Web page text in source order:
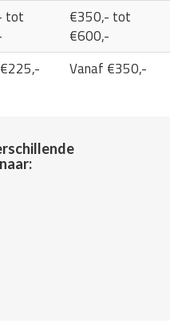
tot
€350,- tot
€600,-
Vanaf €350,-